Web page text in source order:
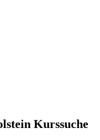
Kurssuche